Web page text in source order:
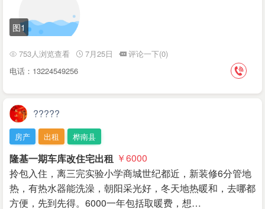
图1
753人浏览查看 7月25日
评论一下(0)
电话：13224549256
?????
房产 出租 桦南县
隆基一期车库改住宅出租 ￥6000
拎包入住，离三完实验小学商城世纪都近，新装修6分管地
热，有热水器能洗澡，朝阳采光好，冬天地热暖和，去哪都
方便，先到先得。6000一年包括取暖费，想…